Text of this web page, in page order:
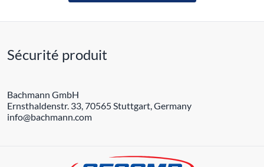
Sécurité produit
Bachmann GmbH
Ernsthaldenstr. 33, 70565 Stuttgart, Germany
info@bachmann.com